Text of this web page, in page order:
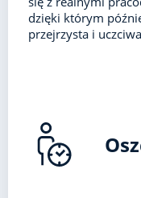
dzięki którym
przejrzysta i